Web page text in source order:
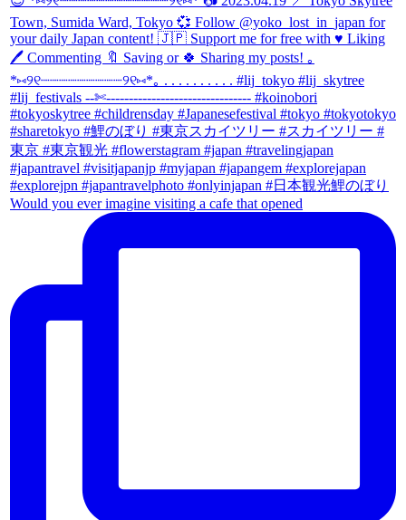
Would you ever imagine visiting a cafe that opened